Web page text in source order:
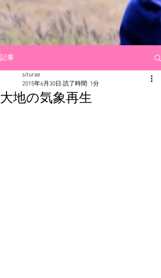
記事
大地の気象再生
siturae
2015年6月30日 読了時間: 1分